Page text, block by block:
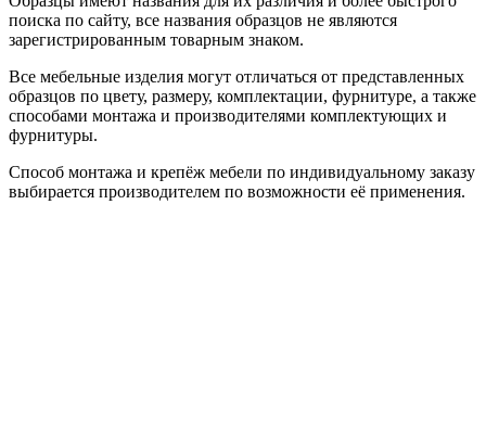
поиска по сайту, все названия образцов не являются
зарегистрированным товарным знаком.
Все мебельные изделия могут отличаться от представленных
образцов по цвету, размеру, комплектации, фурнитуре, а также
способами монтажа и производителями комплектующих и
фурнитуры.
Способ монтажа и крепёж мебели по индивидуальному заказу
выбирается производителем по возможности её применения.